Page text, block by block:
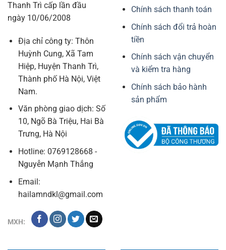
Thanh Trì cấp lần đầu
ngày 10/06/2008
Địa chỉ công ty: Thôn
Huỳnh Cung, Xã Tam
Hiệp, Huyện Thanh Trì,
Thành phố Hà Nội, Việt
Nam.
Văn phòng giao dịch: Số
10, Ngõ Bà Triệu, Hai Bà
Trưng, Hà Nội
Hotline: 0769128668 -
Nguyễn Mạnh Thắng
Email:
hailamndkl@gmail.com
MXH:
Chính sách thanh toán
Chính sách đổi trả hoàn
tiền
Chính sách vận chuyển
và kiểm tra hàng
Chính sách bảo hành
sản phẩm